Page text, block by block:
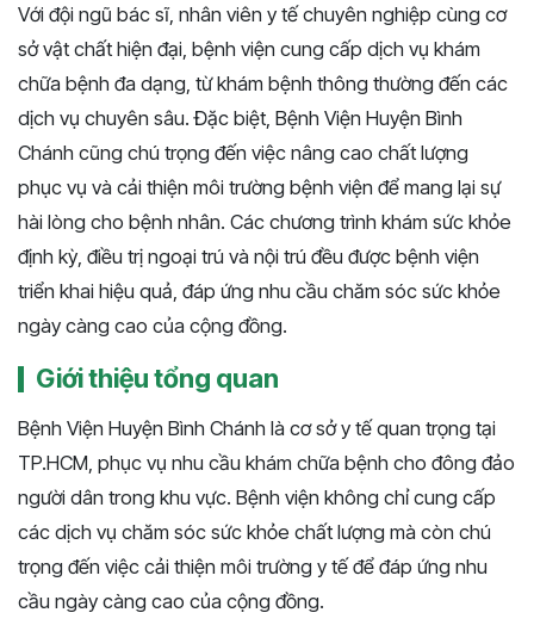
Với đội ngũ bác sĩ, nhân viên y tế chuyên nghiệp cùng cơ
sở vật chất hiện đại, bệnh viện cung cấp dịch vụ khám
chữa bệnh đa dạng, từ khám bệnh thông thường đến các
dịch vụ chuyên sâu. Đặc biệt, Bệnh Viện Huyện Bình
Chánh cũng chú trọng đến việc nâng cao chất lượng
phục vụ và cải thiện môi trường bệnh viện để mang lại sự
hài lòng cho bệnh nhân. Các chương trình khám sức khỏe
định kỳ, điều trị ngoại trú và nội trú đều được bệnh viện
triển khai hiệu quả, đáp ứng nhu cầu chăm sóc sức khỏe
ngày càng cao của cộng đồng.
Giới thiệu tổng quan
Bệnh Viện Huyện Bình Chánh là cơ sở y tế quan trọng tại
TP.HCM, phục vụ nhu cầu khám chữa bệnh cho đông đảo
người dân trong khu vực. Bệnh viện không chỉ cung cấp
các dịch vụ chăm sóc sức khỏe chất lượng mà còn chú
trọng đến việc cải thiện môi trường y tế để đáp ứng nhu
cầu ngày càng cao của cộng đồng.